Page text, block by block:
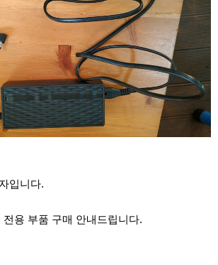
입니다.
용 부품 구매 안내드립니다.